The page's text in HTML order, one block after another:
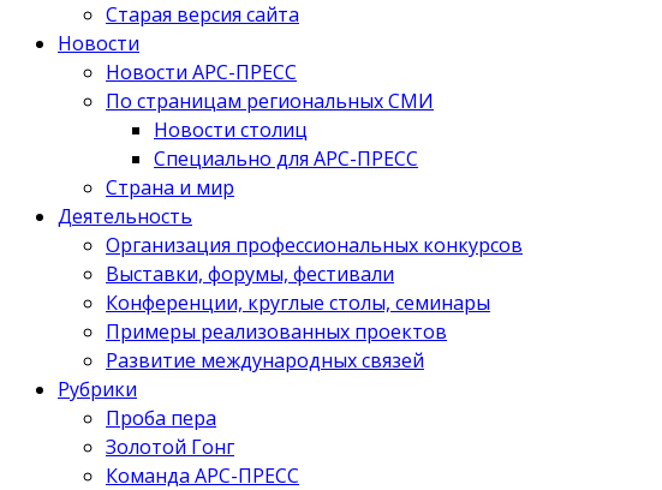
Старая версия сайта
Новости
Новости АРС-ПРЕСС
По страницам региональных СМИ
Новости столиц
Специально для АРС-ПРЕСС
Страна и мир
Деятельность
Организация профессиональных конкурсов
Выставки, форумы, фестивали
Конференции, круглые столы, семинары
Примеры реализованных проектов
Развитие международных связей
Рубрики
Проба пера
Золотой Гонг
Команда АРС-ПРЕСС